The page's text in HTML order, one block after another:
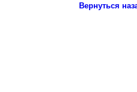
Вернуться